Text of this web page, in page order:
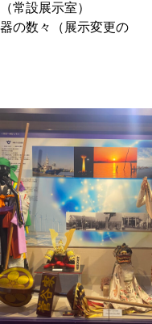
常設展示室）
の数々（展示変更の